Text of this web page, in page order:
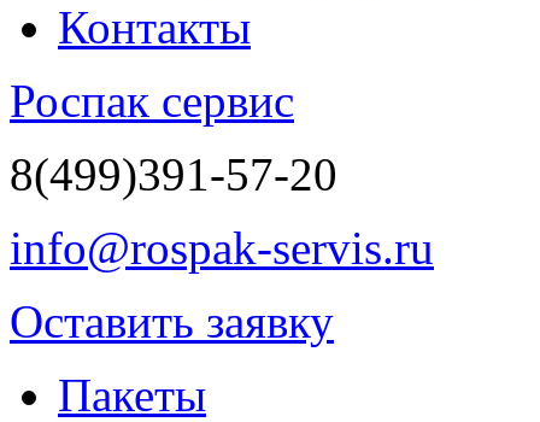
Контакты
Роспак сервис
8(499)391-57-20
info@rospak-servis.ru
Оставить заявку
Пакеты